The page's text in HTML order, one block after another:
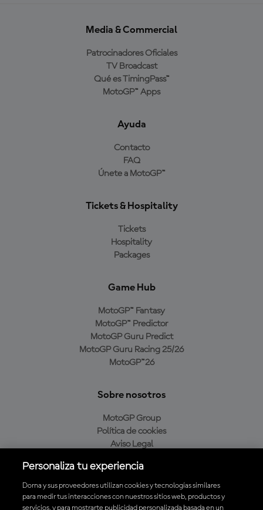
Media & Commercial
Patrocinadores Oficiales
TV Broadcast
Qué es TimingPass™
MotoGP™ Apps
Ayuda
Contacto
FAQ
Únete a MotoGP™
Tickets & Hospitality
Tickets
Hospitality
Packages
Game Hub
MotoGP™ Fantasy
MotoGP™ Predictor
MotoGP Guru Predict
MotoGP Guru Racing 25/26
MotoGP™26
Sobre nosotros
MotoGP Group
Política de cookies
Aviso Legal
Política de compra
Personaliza tu experiencia
Dorna y sus proveedores utilizan cookies y tecnologías similares
para medir tus interacciones con nuestros sitios web, productos y
servicios, y para mostrarte publicidad personalizada basada en un